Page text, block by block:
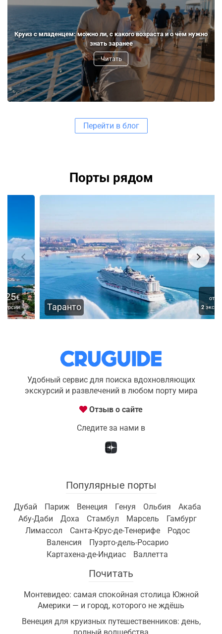
Круиз с младенцем: можно ли, с какого возраста и о чём нужно
знать заранее
Читать
Перейти в блог
Порты рядом
Таранто
от 45€
экскурсии
Удобный сервис для поиска вдохновляющих
экскурсий и развлечений в любом порту мира
Отзыв о сайте
Следите за нами в
Популярные порты
Дубай Париж Венеция Генуя Ольбия
Акаба
Абу-Даби
Доха Стамбул Марсель
Гамбург
Лимассол
Санта-Крус-де-Тенерифе
Родос
Валенсия
Пуэрто-дель-Росарио
Картахена-де-Индиас
Валлетта
Почитать
Монтевидео: самая спокойная столица Южной
Америки — и город, которого не ждёшь
Венеция для круизных путешественников: день,
полный волшебства